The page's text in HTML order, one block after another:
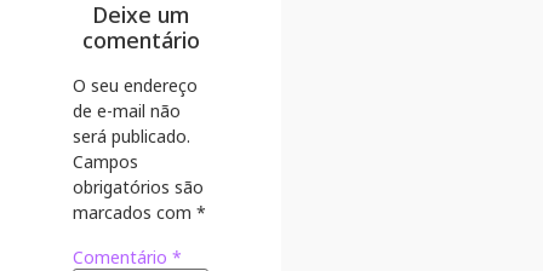
Deixe um
comentário
O seu endereço
de e-mail não
será publicado.
Campos
obrigatórios são
marcados com *
Comentário *